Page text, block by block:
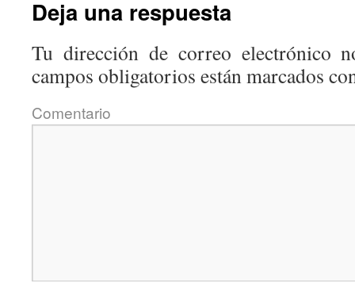
Deja una respuesta
Tu dirección de correo electrónico
campos obligatorios están marcados